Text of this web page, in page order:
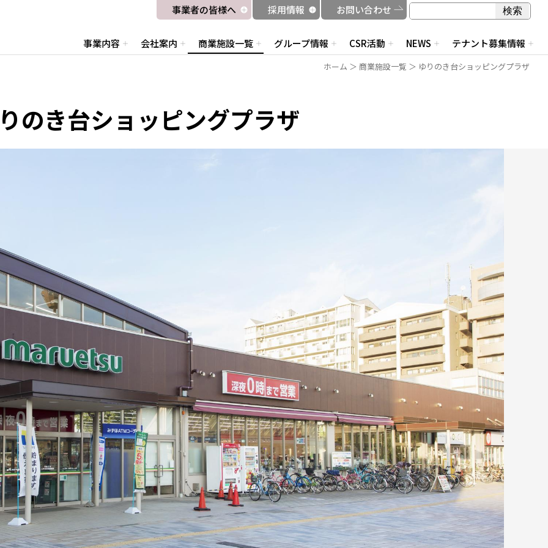
事業者の皆様へ 採用情報 お問い合わせ
事業内容 会社案内 商業施設一覧 グループ情報 CSR活動 NEWS テナント募集情報
検索
ホーム ＞ 商業施設一覧 ＞ ゆりのき台ショッピングプラザ
のき台ショッピングプラザ